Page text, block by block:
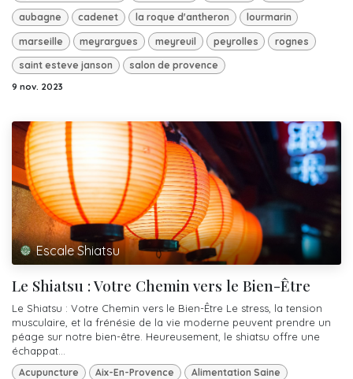
aubagne cadenet la roque d'antheron lourmarin
marseille meyrargues meyreuil peyrolles rognes
saint esteve janson salon de provence
9 nov. 2023
Escale Shiatsu
Le Shiatsu : Votre Chemin vers le Bien-Être
Le Shiatsu : Votre Chemin vers le Bien-Être Le stress, la tension
musculaire, et la frénésie de la vie moderne peuvent prendre un
péage sur notre bien-être. Heureusement, le shiatsu offre une
échappat...
Acupuncture Aix-En-Provence Alimentation Saine